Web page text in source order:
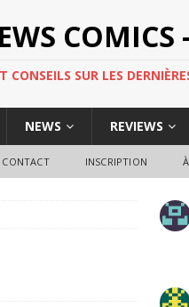
SUR LES
NEWS REVIEWS
CONTACT INSCRIPTION